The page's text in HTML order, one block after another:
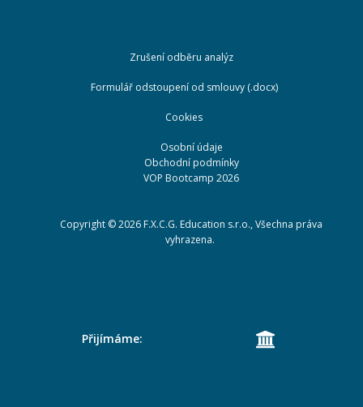
Zrušení odběru analýz
Formulář odstoupení od smlouvy (.docx)
Cookies
Osobní údaje
Obchodní podmínky
VOP Bootcamp 2026
Copyright ©2026 F.X.C.G. Education s.r.o., Všechna práva
vyhrazena.
Přijímáme: